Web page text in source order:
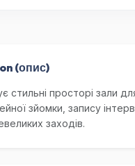
(опис)
стильні просторі зали
зйомки, запису
заходів.